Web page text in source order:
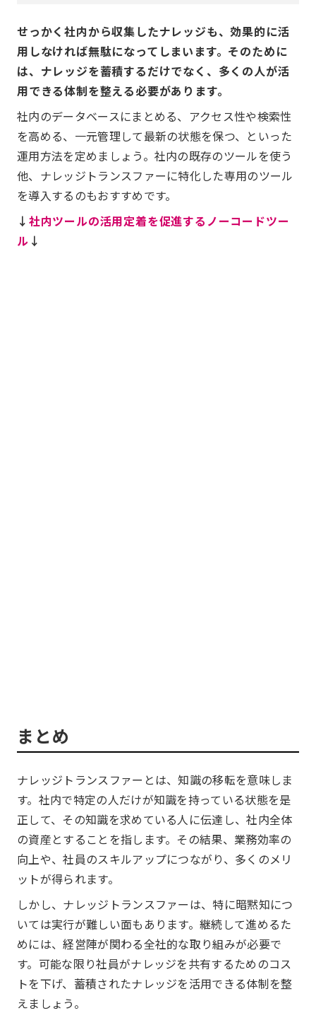
せっかく社内から収集したナレッジも、効果的に活
用しなければ無駄になってしまいます。そのために
は、ナレッジを蓄積するだけでなく、多くの人が活
用できる体制を整える必要があります。
社内のデータベースにまとめる、アクセス性や検索性
を高める、一元管理して最新の状態を保つ、といった
運用方法を定めましょう。社内の既存のツールを使う
他、ナレッジトランスファーに特化した専用のツール
を導入するのもおすすめです。
↓ 社内ツールの活用定着を促進するノーコードツー
ル ↓
まとめ
ナレッジトランスファーとは、知識の移転を意味しま
す。社内で特定の人だけが知識を持っている状態を是
正して、その知識を求めている人に伝達し、社内全体
の資産とすることを指します。その結果、業務効率の
向上や、社員のスキルアップにつながり、多くのメリ
ットが得られます。
しかし、ナレッジトランスファーは、特に暗黙知につ
いては実行が難しい面もあります。継続して進めるた
めには、経営陣が関わる全社的な取り組みが必要で
す。可能な限り社員がナレッジを共有するためのコス
トを下げ、蓄積されたナレッジを活用できる体制を整
えましょう。